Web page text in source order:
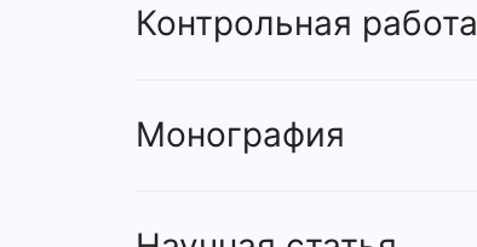
Контрольная работа
Монография